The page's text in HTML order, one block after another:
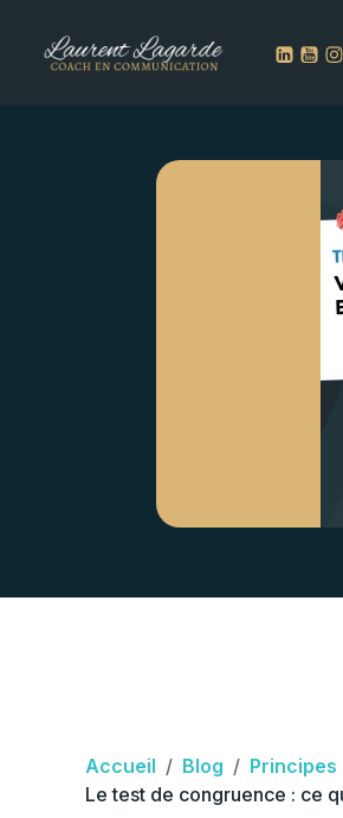
Accueil Blog
Principes
Le test de congruence : ce